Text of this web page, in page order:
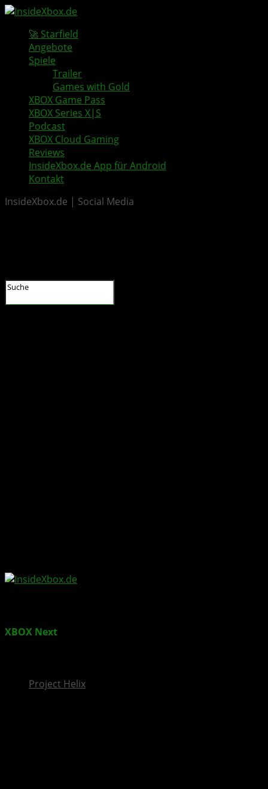
🚀 Starfield
Angebote
Spiele
Trailer
Games with Gold
XBOX Game Pass
XBOX Series X|S
Podcast
XBOX Cloud Gaming
Reviews
InsideXbox.de App für Android
Kontakt
InsideXbox.de | Social Media
XBOX Next
Project Helix